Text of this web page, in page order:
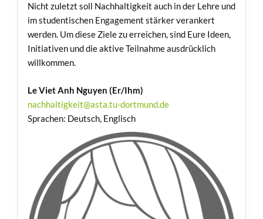
Nicht zuletzt soll Nachhaltigkeit auch in der Lehre und
im studentischen Engagement stärker verankert
werden. Um diese Ziele zu erreichen, sind Eure Ideen,
Initiativen und die aktive Teilnahme ausdrücklich
willkommen.
Le Viet Anh Nguyen (Er/Ihm)
nachhaltigkeit@asta.tu-dortmund.de
Sprachen: Deutsch, Englisch